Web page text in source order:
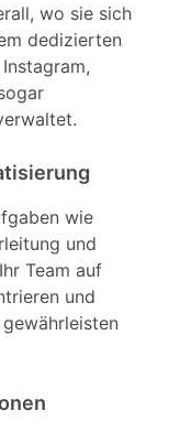
wo sie sich
dedizierten
wie
und
Team auf
und